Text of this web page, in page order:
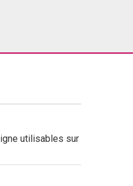
utilisables sur